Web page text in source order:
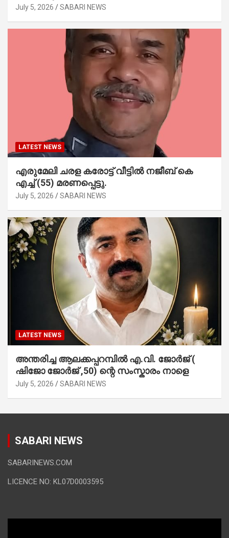
July 5, 2026 SABARI NEWS
LATEST NEWS
എരുമേലി ചരള കരോട്ട് വീട്ടിൽ നജീബ് കെ
എച്ച് (55) മരണപ്പെട്ടു.
July 5, 2026 SABARI NEWS
LATEST NEWS
അന്തരിച്ച ആ​ല​ക്ക​പ്പ​റമ്പിൽ​ എ.​വി. ജോ​ർ​ജ് (
ഷിജോ ജോർജ് ,50) ന്റെ സംസ്കാരം നാളെ
July 5, 2026 SABARI NEWS
SABARI NEWS
SABARINEWS.COM
LICENCE NO: KL07D0003595